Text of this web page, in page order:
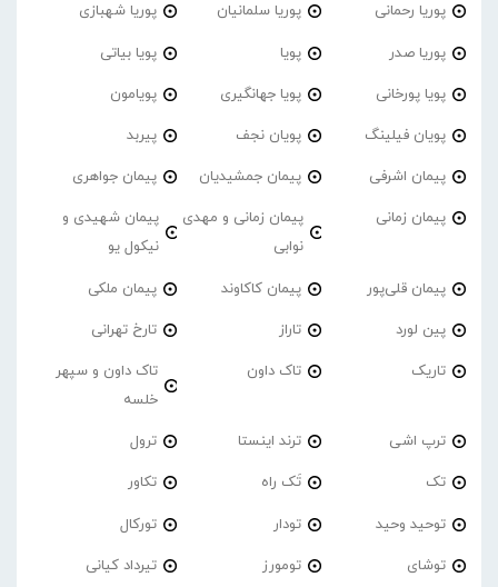
پوریا رحمانی پوریا سلمانیان پوریا شهبازی
پوریا صدر پویا پویا بیاتی
پویا پورخانی پویا جهانگیری پویامون
پویان فیلینگ پویان نجف پیربد
پیمان اشرفی پیمان جمشیدیان پیمان جواهری
پیمان زمانی
پیمان زمانی و مهدی
نوابی
پیمان شهیدی و
نیکول یو
پیمان قلی‌پور پیمان کاکاوند پیمان ملکی
پین لورد تاراز تارخ تهرانی
تاریک تاک داون
تاک داون و سپهر
خلسه
ترپ اشی ترند اینستا ترول
تک تَک راه تکاور
توحید وحید تودار تورکال
توشای تومورز تیرداد کیانی